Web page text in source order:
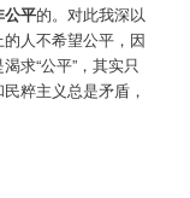
公平的。对此我深以
人不希望公平，因
求“公平”，其实只
粹主义总是矛盾，